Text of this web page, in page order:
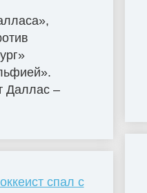
Даллас –
спал с